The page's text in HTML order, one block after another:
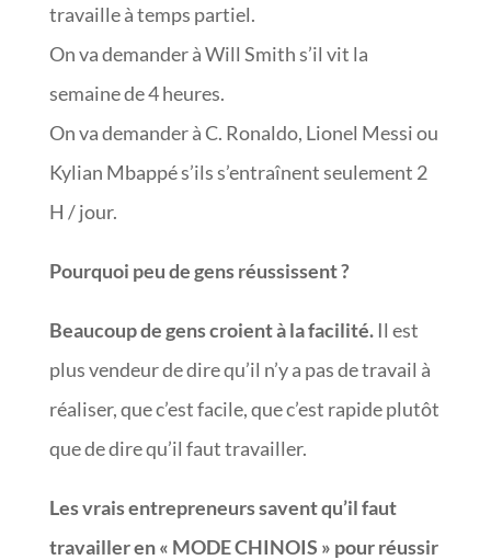
travaille à temps partiel.
On va demander à Will Smith s’il vit la
semaine de 4 heures.
On va demander à C. Ronaldo, Lionel Messi ou
Kylian Mbappé s’ils s’entraînent seulement 2
H / jour.
Pourquoi peu de gens réussissent ?
Beaucoup de gens croient à la facilité. Il est
plus vendeur de dire qu’il n’y a pas de travail à
réaliser, que c’est facile, que c’est rapide plutôt
que de dire qu’il faut travailler.
Les vrais entrepreneurs savent qu’il faut
travailler en « MODE CHINOIS » pour réussir